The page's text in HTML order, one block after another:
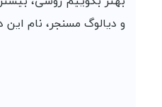
و دیالوگ مسنجر، نام این